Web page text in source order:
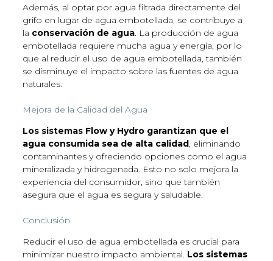
Además, al optar por agua filtrada directamente del
grifo en lugar de agua embotellada, se contribuye a
la conservación de agua. La producción de agua
embotellada requiere mucha agua y energía, por lo
que al reducir el uso de agua embotellada, también
se disminuye el impacto sobre las fuentes de agua
naturales.
Mejora de la Calidad del Agua
Los sistemas Flow y Hydro garantizan que el
agua consumida sea de alta calidad, eliminando
contaminantes y ofreciendo opciones como el agua
mineralizada y hidrogenada. Esto no solo mejora la
experiencia del consumidor, sino que también
asegura que el agua es segura y saludable.
Conclusión
Reducir el uso de agua embotellada es crucial para
minimizar nuestro impacto ambiental. Los sistemas